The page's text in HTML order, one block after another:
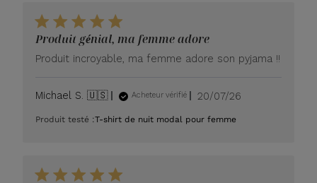
Produit génial, ma femme adore
Produit incroyable, ma femme adore son pyjama !!
Michael S. 🇺🇸 Acheteur vérifié
Date
publication
20/07/26
Produit testé :T-shirt de nuit modal pour femme